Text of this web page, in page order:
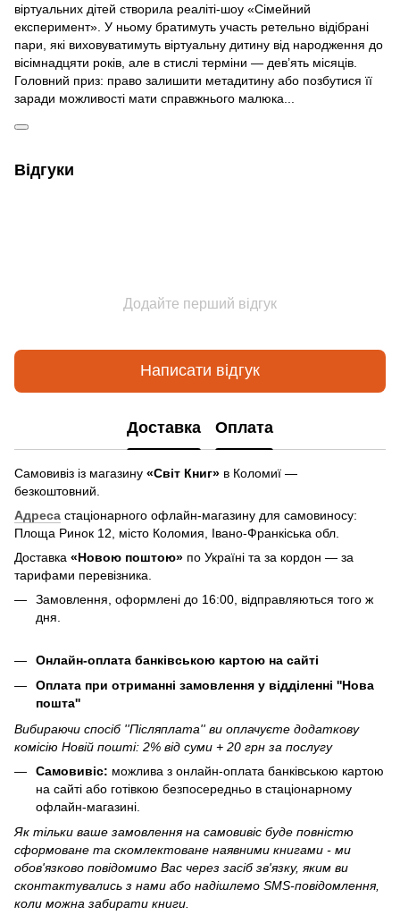
віртуальних дітей створила реаліті-шоу «Сімейний
експеримент». У ньому братимуть участь ретельно відібрані
пари, які виховуватимуть віртуальну дитину від народження до
вісімнадцяти років, але в стислі терміни — дев’ять місяців.
Головний приз: право залишити метадитину або позбутися її
заради можливості мати справжнього малюка...
Відгуки
Додайте перший відгук
Написати відгук
Доставка Оплата
Самовивіз із магазину «Світ Книг» в Коломиї —
безкоштовний.
Адреса стаціонарного офлайн-магазину для самовиносу:
Площа Ринок 12, місто Коломия, Івано-Франкіська обл.
Доставка «Новою поштою» по Україні та за кордон — за
тарифами перевізника.
Замовлення, оформлені до 16:00, відправляються того ж
дня.
Онлайн-оплата банківською картою на сайті
Оплата при отриманні замовлення у відділенні ''Нова
пошта''
Вибираючи спосіб ''Післяплата'' ви оплачуєте додаткову
комісію Новій пошті: 2% від суми + 20 грн за послугу
Самовивіс: можлива з онлайн-оплата банківською картою
на сайті або готівкою безпосередньо в стаціонарному
офлайн-магазині.
Як тільки ваше замовлення на самовивіс буде повністю
сформоване та скомлектоване наявними книгами - ми
обов'язково повідомимо Вас через засіб зв'язку, яким ви
сконтактувались з нами або надішлемо SMS-повідомлення,
коли можна забирати книги.